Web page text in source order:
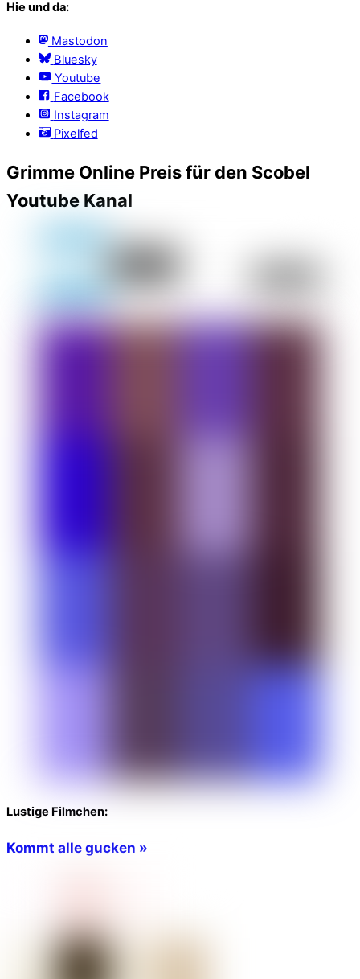
Hie und da:
Mastodon
Bluesky
Youtube
Facebook
Instagram
Pixelfed
Grimme Online Preis für den Scobel
Youtube Kanal
Lustige Filmchen:
Kommt alle gucken »